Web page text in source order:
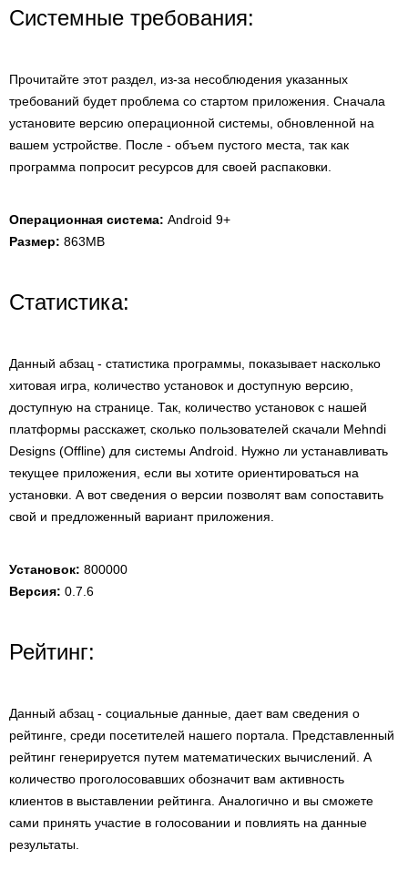
Системные требования:
Прочитайте этот раздел, из-за несоблюдения указанных
требований будет проблема со стартом приложения. Сначала
установите версию операционной системы, обновленной на
вашем устройстве. После - объем пустого места, так как
программа попросит ресурсов для своей распаковки.
Операционная система: Android 9+
Размер: 863MB
Статистика:
Данный абзац - статистика программы, показывает насколько
хитовая игра, количество установок и доступную версию,
доступную на странице. Так, количество установок с нашей
платформы расскажет, сколько пользователей скачали Mehndi
Designs (Offline) для системы Android. Нужно ли устанавливать
текущее приложения, если вы хотите ориентироваться на
установки. А вот сведения о версии позволят вам сопоставить
свой и предложенный вариант приложения.
Установок: 800000
Версия: 0.7.6
Рейтинг:
Данный абзац - социальные данные, дает вам сведения о
рейтинге, среди посетителей нашего портала. Представленный
рейтинг генерируется путем математических вычислений. А
количество проголосовавших обозначит вам активность
клиентов в выставлении рейтинга. Аналогично и вы сможете
сами принять участие в голосовании и повлиять на данные
результаты.